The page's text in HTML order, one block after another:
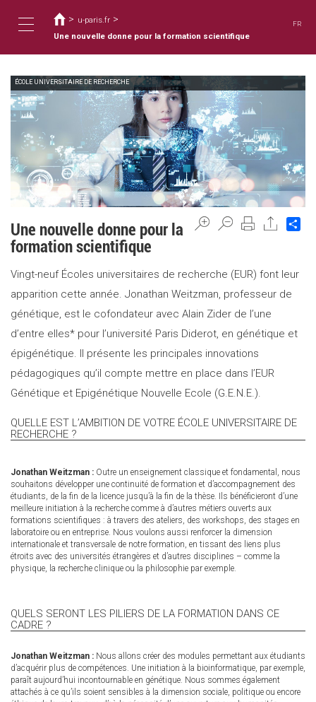
contenido
Toggle
navigation
está
aquí
> u-paris.fr >
Une nouvelle donne pour la formation scientifique
FR
ÉCOLE UNIVERSITAIRE DE RECHERCHE
Une nouvelle donne pour la
formation scientifique
Vingt-neuf Écoles universitaires de recherche (EUR) font leur
apparition cette année. Jonathan Weitzman, professeur de
génétique, est le cofondateur avec Alain Zider de l’une
d’entre elles* pour l’université Paris Diderot, en génétique et
épigénétique. Il présente les principales innovations
pédagogiques qu’il compte mettre en place dans l’EUR
Génétique et Epigénétique Nouvelle Ecole (G.E.N.E.).
QUELLE EST L’AMBITION DE VOTRE ÉCOLE UNIVERSITAIRE DE
RECHERCHE ?
Jonathan Weitzman : Outre un enseignement classique et fondamental, nous
souhaitons développer une continuité de formation et d’accompagnement des
étudiants, de la fin de la licence jusqu’à la fin de la thèse. Ils bénéficieront d’une
meilleure initiation à la recherche comme à d’autres métiers ouverts aux
formations scientifiques : à travers des ateliers, des workshops, des stages en
laboratoire ou en entreprise. Nous voulons aussi renforcer la dimension
internationale et transversale de notre formation, en tissant des liens plus
étroits avec des universités étrangères et d’autres disciplines – comme la
physique, la recherche clinique ou la philosophie par exemple.
QUELS SERONT LES PILIERS DE LA FORMATION DANS CE
CADRE ?
Jonathan Weitzman : Nous allons créer des modules permettant aux étudiants
d’acquérir plus de compétences. Une initiation à la bioinformatique, par exemple,
paraît aujourd’hui incontournable en génétique. Nous sommes également
attachés à ce qu’ils soient sensibles à la dimension sociale, politique ou encore